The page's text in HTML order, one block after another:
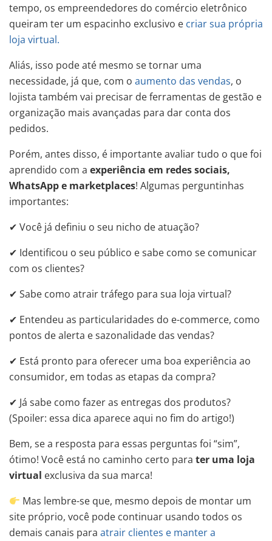
tempo, os empreendedores do comércio eletrônico
queiram ter um espacinho exclusivo e criar sua própria
loja virtual.
Aliás, isso pode até mesmo se tornar uma
necessidade, já que, com o aumento das vendas, o
lojista também vai precisar de ferramentas de gestão e
organização mais avançadas para dar conta dos
pedidos.
Porém, antes disso, é importante avaliar tudo o que foi
aprendido com a experiência em redes sociais,
WhatsApp e marketplaces! Algumas perguntinhas
importantes:
✔ Você já definiu o seu nicho de atuação?
✔ Identificou o seu público e sabe como se comunicar
com os clientes?
✔ Sabe como atrair tráfego para sua loja virtual?
✔ Entendeu as particularidades do e-commerce, como
pontos de alerta e sazonalidade das vendas?
✔ Está pronto para oferecer uma boa experiência ao
consumidor, em todas as etapas da compra?
✔ Já sabe como fazer as entregas dos produtos?
(Spoiler: essa dica aparece aqui no fim do artigo!)
Bem, se a resposta para essas perguntas foi “sim”,
ótimo! Você está no caminho certo para ter uma loja
virtual exclusiva da sua marca!
Mas lembre-se que, mesmo depois de montar um
site próprio, você pode continuar usando todos os
demais canais para atrair clientes e manter a